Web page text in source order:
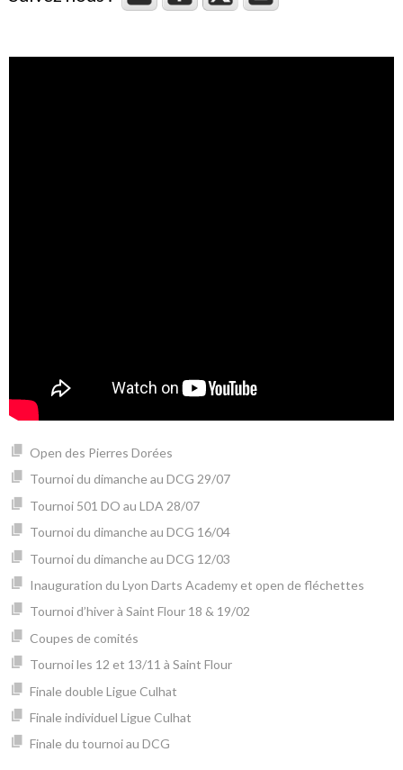
Open des Pierres Dorées
Tournoi du dimanche au DCG 29/07
Tournoi 501 DO au LDA 28/07
Tournoi du dimanche au DCG 16/04
Tournoi du dimanche au DCG 12/03
Inauguration du Lyon Darts Academy et open de fléchettes
Tournoi d’hiver à Saint Flour 18 & 19/02
Coupes de comités
Tournoi les 12 et 13/11 à Saint Flour
Finale double Ligue Culhat
Finale individuel Ligue Culhat
Finale du tournoi au DCG